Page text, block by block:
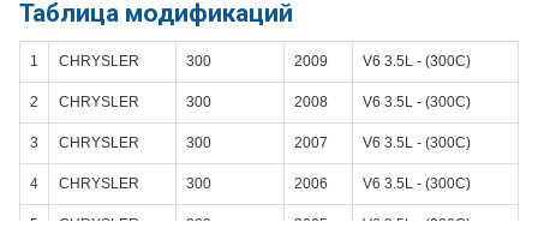
Таблица модификаций
1 CHRYSLER 300 2009 V6 3.5L - (300С)
2 CHRYSLER 300 2008 V6 3.5L - (300С)
3 CHRYSLER 300 2007 V6 3.5L - (300С)
4 CHRYSLER 300 2006 V6 3.5L - (300С)
5 CHRYSLER 300 2005 V6 3.5L - (300С)